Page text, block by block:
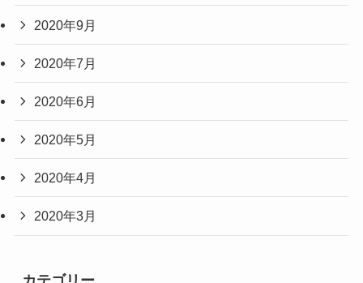
2020年9月
2020年7月
2020年6月
2020年5月
2020年4月
2020年3月